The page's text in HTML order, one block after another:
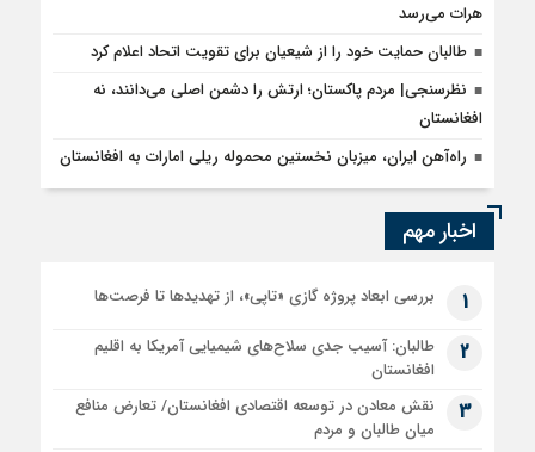
هرات می‌رسد
طالبان حمایت خود را از شیعیان برای تقویت اتحاد اعلام کرد
نظرسنجی| مردم پاکستان؛ ارتش را دشمن اصلی می‌دانند، نه
افغانستان
راه‌آهن ایران، میزبان نخستین محموله ریلی امارات به افغانستان
اخبار مهم
1 بررسی ابعاد پروژه گازی «تاپی»، از تهدیدها تا فرصت‌ها
2
طالبان: آسیب جدی سلاح‌های شیمیایی آمریکا به اقلیم
افغانستان
3
نقش معادن در توسعه اقتصادی افغانستان/ تعارض منافع
میان طالبان و مردم